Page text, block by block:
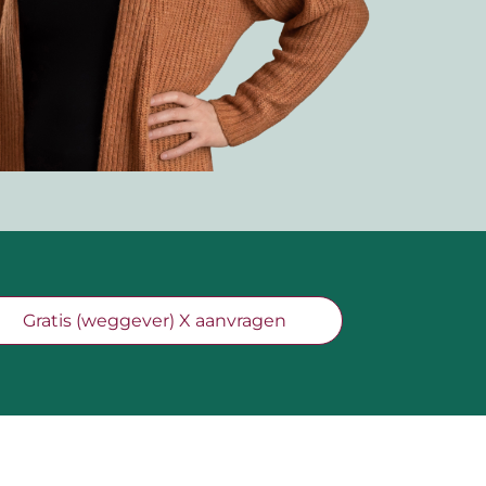
Gratis (weggever) X aanvragen